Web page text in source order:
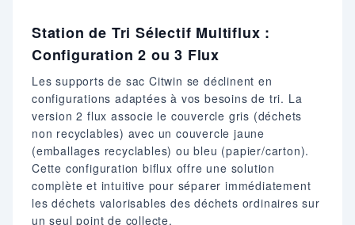
Station de Tri Sélectif Multiflux :
Configuration 2 ou 3 Flux
Les supports de sac Citwin se déclinent en
configurations adaptées à vos besoins de tri. La
version 2 flux associe le couvercle gris (déchets
non recyclables) avec un couvercle jaune
(emballages recyclables) ou bleu (papier/carton).
Cette configuration biflux offre une solution
complète et intuitive pour séparer immédiatement
les déchets valorisables des déchets ordinaires sur
un seul point de collecte.